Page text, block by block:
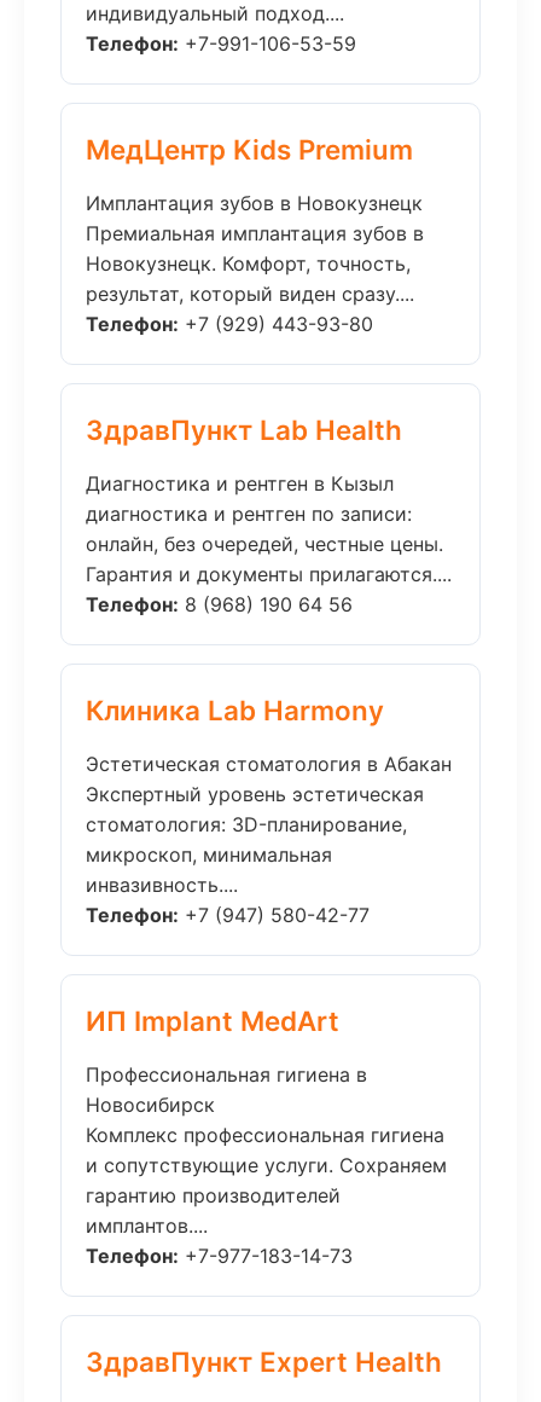
индивидуальный подход....
Телефон: +7-991-106-53-59
МедЦентр Kids Premium
Имплантация зубов в Новокузнецк
Премиальная имплантация зубов в
Новокузнецк. Комфорт, точность,
результат, который виден сразу....
Телефон: +7 (929) 443-93-80
ЗдравПункт Lab Health
Диагностика и рентген в Кызыл
диагностика и рентген по записи:
онлайн, без очередей, честные цены.
Гарантия и документы прилагаются....
Телефон: 8 (968) 190 64 56
Клиника Lab Harmony
Эстетическая стоматология в Абакан
Экспертный уровень эстетическая
стоматология: 3D-планирование,
микроскоп, минимальная
инвазивность....
Телефон: +7 (947) 580-42-77
ИП Implant MedArt
Профессиональная гигиена в
Новосибирск
Комплекс профессиональная гигиена
и сопутствующие услуги. Сохраняем
гарантию производителей
имплантов....
Телефон: +7-977-183-14-73
ЗдравПункт Expert Health